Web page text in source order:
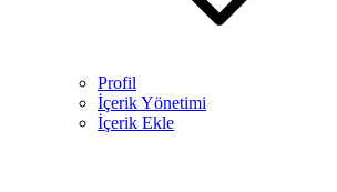
Profil
İçerik Yönetimi
İçerik Ekle